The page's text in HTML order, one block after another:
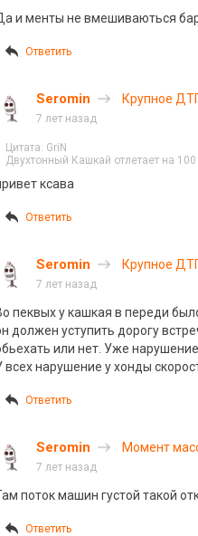
и менты не вмешиваються
Ответить
Seromin Крупное
7 лет назад
Цитата: GriN
Двухтонный Кашкай отлетает на 100
ксава
Ответить
Seromin Крупное
7 лет назад
пеквых у кашкая в переди
должен уступить дорогу
или нет. Уже
всех нарушение у хонды
Ответить
Seromin
Момент
7 лет назад
поток машин густой такой
Ответить